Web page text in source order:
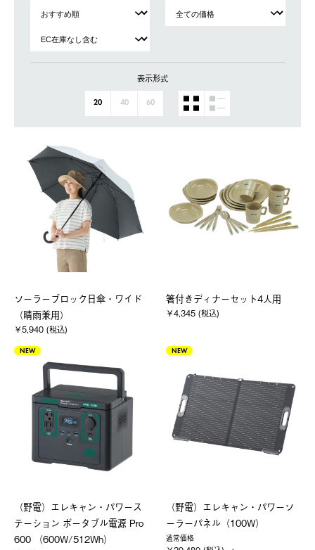
表示形式
20 40 60
ソーラーブロック日傘・ワイド
（晴雨兼用）
￥5,940 (税込)
箸付きディナーセット4人用
￥4,345 (税込)
NEW
（野電）エレキャン・パワース
テーション ポータブル電源 Pro
600 （600W/512Wh）
NEW
（野電）エレキャン・パワーソ
ーラーパネル（100W）
通常価格